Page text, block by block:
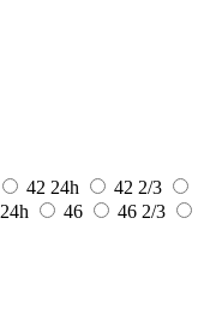
42 24h
42 2/3
24h 46
46 2/3